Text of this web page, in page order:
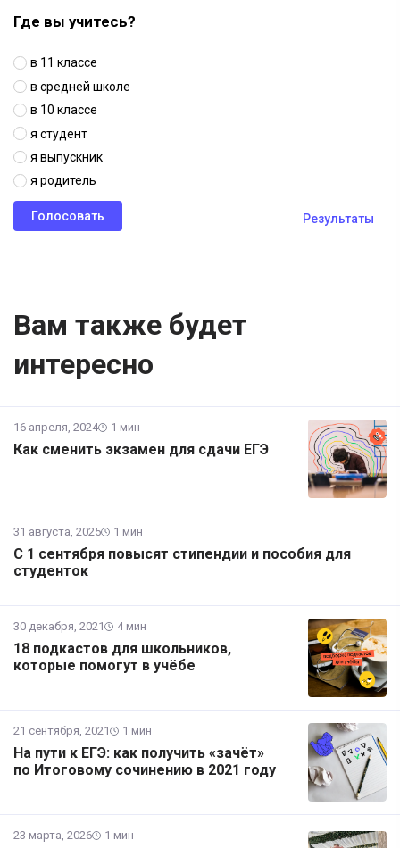
Где вы учитесь?
в 11 классе
в средней школе
в 10 классе
я студент
я выпускник
я родитель
Результаты
Вам также будет
интересно
16 апреля, 2024 1 мин
Как сменить экзамен для сдачи ЕГЭ
31 августа, 2025 1 мин
С 1 сентября повысят стипендии и пособия для
студенток
30 декабря, 2021 4 мин
18 подкастов для школьников,
которые помогут в учёбе
21 сентября, 2021 1 мин
На пути к ЕГЭ: как получить «зачёт»
по Итоговому сочинению в 2021 году
23 марта, 2026 1 мин